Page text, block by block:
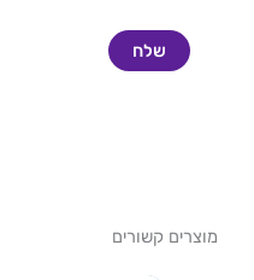
מוצרים קשורים